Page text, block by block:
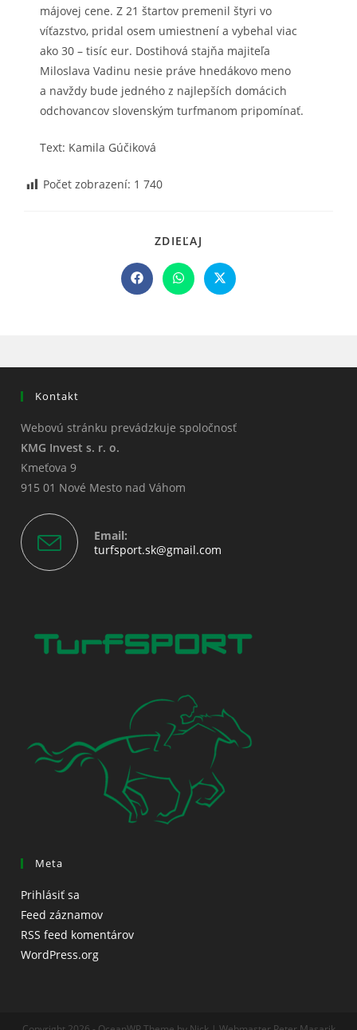
májovej cene. Z 21 štartov premenil štyri vo
víťazstvo, pridal osem umiestnení a vybehal viac
ako 30 – tisíc eur. Dostihová stajňa majiteľa
Miloslava Vadinu nesie práve hnedákovo meno
a navždy bude jedného z najlepších domácich
odchovancov slovenským turfmanom pripomínať.
Text: Kamila Gúčiková
Počet zobrazení: 1 740
ZDIEĽAJ
CONTENT
Opens
in
Opens
in
Opens
in
Kontakt
Webovú stránku prevádzkuje spoločnosť
KMG Invest s. r. o.
Kmeťova 9
915 01 Nové Mesto nad Váhom
Email:
turfsport.sk@gmail.com
Meta
Prihlásiť sa
Feed záznamov
RSS feed komentárov
WordPress.org